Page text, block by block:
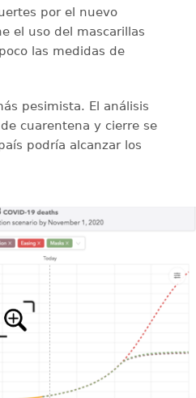
por el nuevo
el uso del mascarillas
las medidas de
pesimista. El análisis
cuarentena y cierre se
podría alcanzar los